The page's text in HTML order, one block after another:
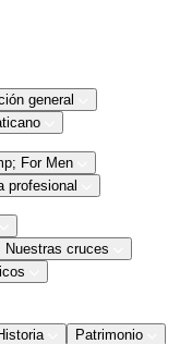
general
For Men
profesional
Nuestras cruces
Patrimonio